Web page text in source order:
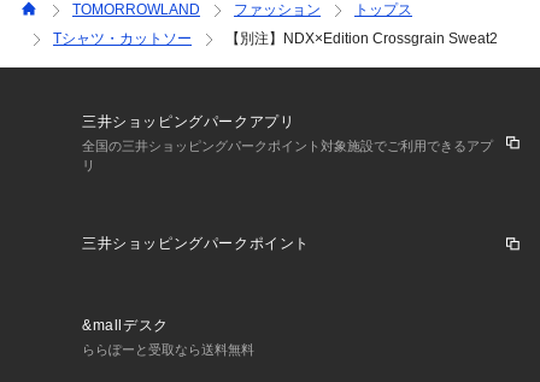
さい。
商品番号:37-03-35-03003
TOMORROWLAND ファッション
トップス
Tシャツ・カットソー
【別注】NDX×Edition Crossgrain Sweat2
三井ショッピングパークアプリ
全国の三井ショッピングパークポイント対象施設でご利用できるアプ
リ
三井ショッピングパークポイント
&mallデスク
ららぽーと受取なら送料無料